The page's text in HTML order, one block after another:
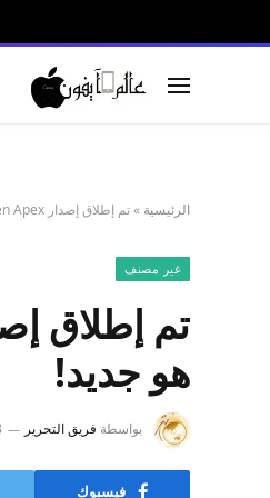
الرئيسية »تم إطلاق إصدار OnePlus Open Apex في الهند مقابل 1,49,999 روبية: إليك كل ما هو جديد!
غير مصنف
هو جديد!
بواسطة فريق التحرير 8
فيسبوك